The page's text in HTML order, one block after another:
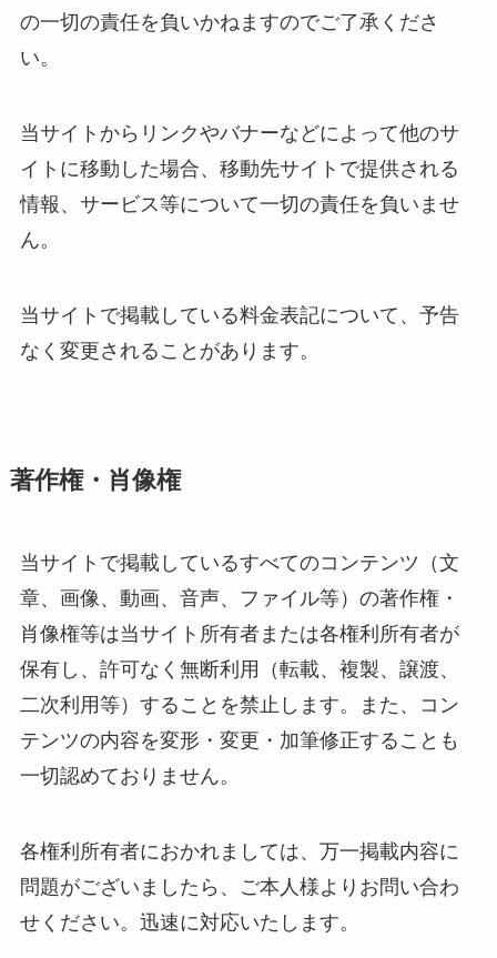
の一切の責任を負いかねますのでご了承くださ
い。
当サイトからリンクやバナーなどによって他のサ
イトに移動した場合、移動先サイトで提供される
情報、サービス等について一切の責任を負いませ
ん。
当サイトで掲載している料金表記について、予告
なく変更されることがあります。
著作権・肖像権
当サイトで掲載しているすべてのコンテンツ（文
章、画像、動画、音声、ファイル等）の著作権・
肖像権等は当サイト所有者または各権利所有者が
保有し、許可なく無断利用（転載、複製、譲渡、
二次利用等）することを禁止します。また、コン
テンツの内容を変形・変更・加筆修正することも
一切認めておりません。
各権利所有者におかれましては、万一掲載内容に
問題がございましたら、ご本人様よりお問い合わ
せください。迅速に対応いたします。